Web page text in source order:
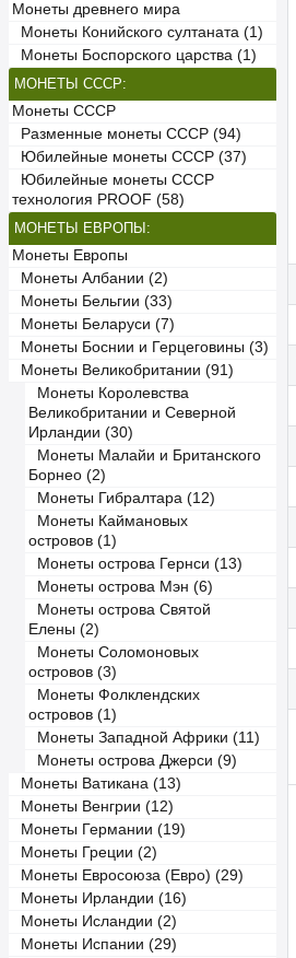
Монеты древнего мира
Монеты Конийского султаната (1)
Монеты Боспорского царства (1)
МОНЕТЫ СССР:
Монеты СССР
Разменные монеты СССР (94)
Юбилейные монеты СССР (37)
Юбилейные монеты СССР
технология PROOF (58)
МОНЕТЫ ЕВРОПЫ:
Монеты Европы
Монеты Албании (2)
Монеты Бельгии (33)
Монеты Беларуси (7)
Монеты Боснии и Герцеговины (3)
Монеты Великобритании (91)
Монеты Королевства
Великобритании и Северной
Ирландии (30)
Монеты Малайи и Британского
Борнео (2)
Монеты Гибралтара (12)
Монеты Каймановых
островов (1)
Монеты острова Гернси (13)
Монеты острова Мэн (6)
Монеты острова Святой
Елены (2)
Монеты Соломоновых
островов (3)
Монеты Фолклендских
островов (1)
Монеты Западной Африки (11)
Монеты острова Джерси (9)
Монеты Ватикана (13)
Монеты Венгрии (12)
Монеты Германии (19)
Монеты Греции (2)
Монеты Евросоюза (Евро) (29)
Монеты Ирландии (16)
Монеты Исландии (2)
Монеты Испании (29)